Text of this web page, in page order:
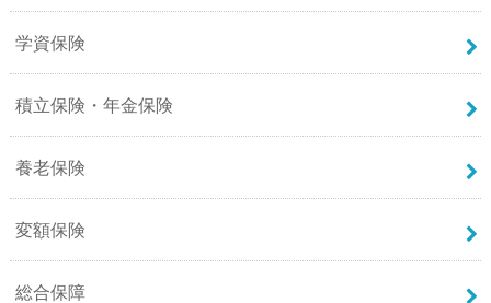
学資保険
積立保険・年金保険
養老保険
変額保険
総合保障